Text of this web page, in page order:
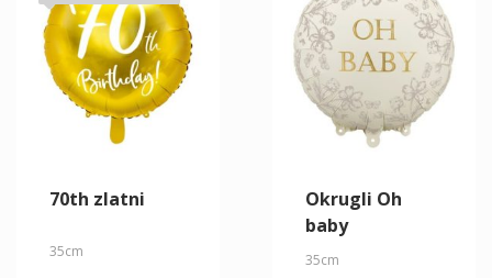
70th zlatni
35cm
Okrugli Oh
baby
35cm